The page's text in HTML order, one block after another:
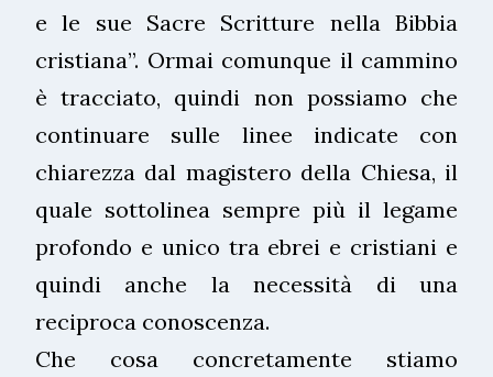
e le sue Sacre Scritture nella Bibbia
cristiana”. Ormai comunque il cammino
è tracciato, quindi non possiamo che
continuare sulle linee indicate con
chiarezza dal magistero della Chiesa, il
quale sottolinea sempre più il legame
profondo e unico tra ebrei e cristiani e
quindi anche la necessità di una
reciproca conoscenza.
Che cosa concretamente stiamo